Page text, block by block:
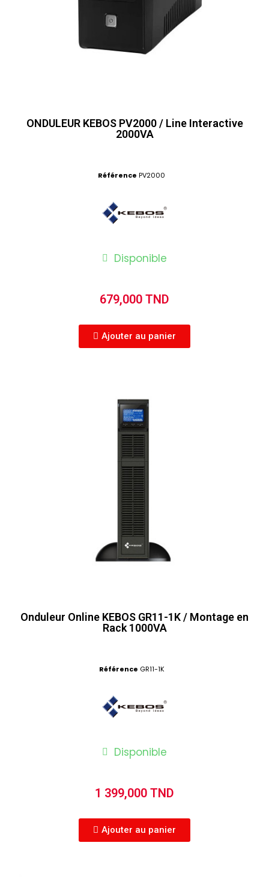
ONDULEUR KEBOS PV2000 / Line Interactive
2000VA
Référence PV2000
Disponible
679,000 TND
Ajouter au panier
Onduleur Online KEBOS GR11-1K / Montage en
Rack 1000VA
Référence GR11-1K
Disponible
1 399,000 TND
Ajouter au panier